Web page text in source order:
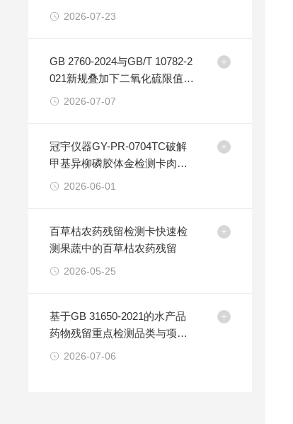
全场景安全
2026-07-23
GB 2760-2024与GB/T 10782-2
021新规叠加下二氧化硫限值变
化及检测适配策略
2026-07-07
冠宇仪器GY-PR-0704TC破解
甲基异柳磷胶体金检测卡肉眼
判读误差难题
2026-06-01
百草枯农药残留检测卡快速检
测果蔬中的百草枯农药残留
2026-05-25
基于GB 31650-2021的水产品
药物残留重点检测品类与项目
解析2026-07-06